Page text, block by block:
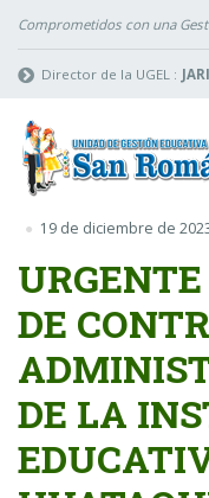
Comprometidos con una
Director de la UGEL :
19 de diciembre de
DE
DE LA